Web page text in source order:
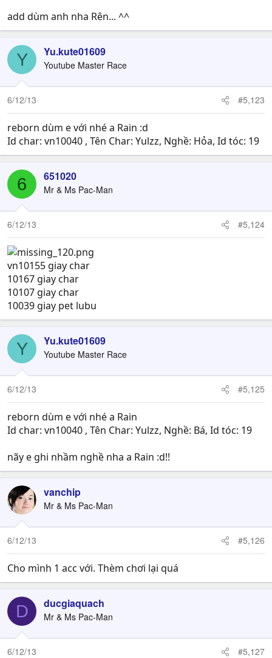
add dùm anh nha Rên... ^^
Y Yu.kute01609
Youtube Master Race
6/12/13 #5,123
reborn dùm e với nhé a Rain :d
Id char: vn10040 , Tên Char: Yulzz, Nghề: Hỏa, Id tóc: 19
6 651020
Mr & Ms Pac-Man
6/12/13 #5,124
vn10155 giay char
10167 giay char
10107 giay char
10039 giay pet lubu
Y Yu.kute01609
Youtube Master Race
6/12/13 #5,125
reborn dùm e với nhé a Rain
Id char: vn10040 , Tên Char: Yulzz, Nghề: Bá, Id tóc: 19
nãy e ghi nhầm nghề nha a Rain :d!!
vanchip
Mr & Ms Pac-Man
6/12/13 #5,126
Cho mình 1 acc với. Thèm chơi lại quá
D ducgiaquach
Mr & Ms Pac-Man
6/12/13 #5,127